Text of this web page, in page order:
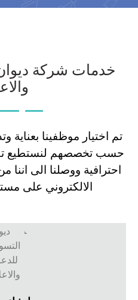
خدمات شركة
تم اختيار موظفينا
حسب تخصصهم لنستطيع
احترافية ووصلنا الى
الالكتروني على